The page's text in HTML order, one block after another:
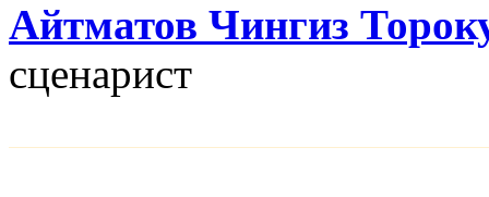
Айтматов Чингиз
сценарист